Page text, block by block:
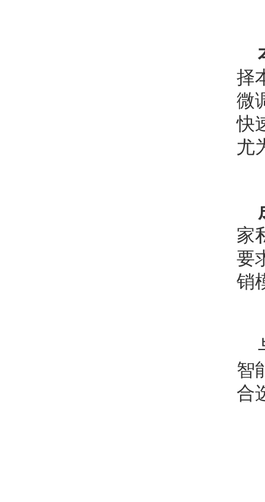
择
微
快
尤
家
要
销
智
合